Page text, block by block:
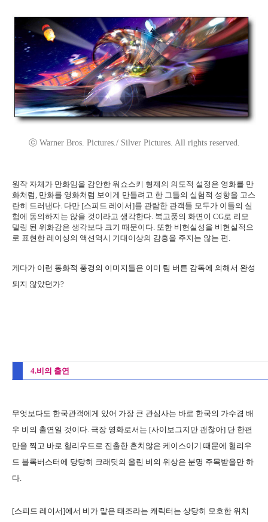
ⓒ Warner Bros. Pictures./ Silver Pictures. All rights reserved.
원작 자체가 만화임을 감안한 워쇼스키 형제의 의도적 설정은 영화를 만
화처럼, 만화를 영화처럼 보이게 만들려고 한 그들의 실험적 성향을 고스
란히 드러낸다. 다만 [스피드 레이서]를 관람한 관객들 모두가 이들의 실
험에 동의하지는 않을 것이라고 생각한다. 복고풍의 화면이 CG로 리모
델링 된 위화감은 생각보다 크기 때문이다. 또한 비현실성을 비현실적으
로 표현한 레이싱의 액션역시 기대이상의 감흥을 주지는 않는 편.
게다가 이런 동화적 풍경의 이미지들은 이미 팀 버튼 감독에 의해서 완성
되지 않았던가?
4.비의 출연
무엇보다도 한국관객에게 있어 가장 큰 관심사는 바로 한국의 가수겸 배
우 비의 출연일 것이다. 극장 영화로서는 [사이보그지만 괜찮아] 단 한편
만을 찍고 바로 헐리우드로 진출한 흔치않은 케이스이기 때문에 헐리우
드 블록버스터에 당당히 크래딧의 올린 비의 위상은 분명 주목받을만 하
다.
[스피드 레이서]에서 비가 맡은 태조라는 캐릭터는 상당히 모호한 위치